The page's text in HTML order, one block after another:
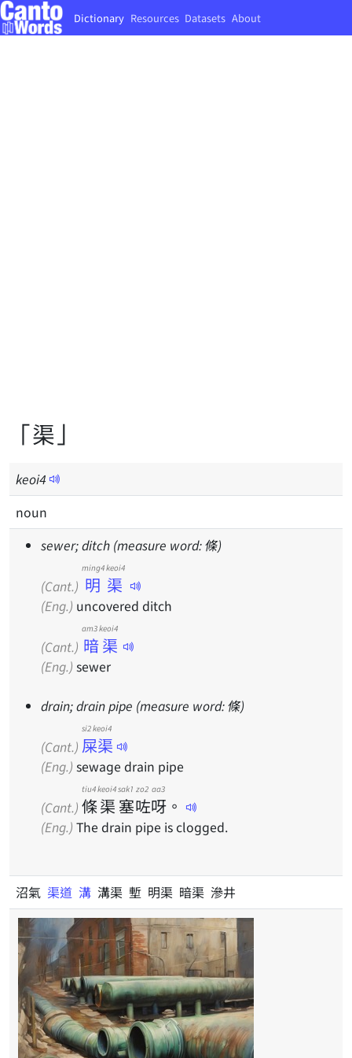
Dictionary Resources Datasets About
「渠」
keoi4
noun
sewer; ditch (measure word: 條)
(Cant.) 明渠
ming4 keoi4
(Eng.) uncovered ditch
(Cant.) 暗渠
am3 keoi4
(Eng.) sewer
drain; drain pipe (measure word: 條)
(Cant.) 屎渠
si2 keoi4
(Eng.) sewage drain pipe
(Cant.) 條
tiu4
渠
keoi4
塞
sak1
咗
zo2
呀
aa3
。
(Eng.) The drain pipe is clogged.
沼氣 渠道 溝 溝渠 塹 明渠 暗渠 滲井